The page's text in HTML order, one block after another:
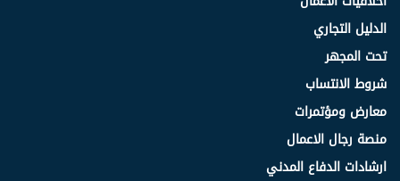
الدليل التجاري
تحت المجهر
شروط الانتساب
معارض ومؤتمرات
منصة رجال الاعمال
ارشادات الدفاع المدني